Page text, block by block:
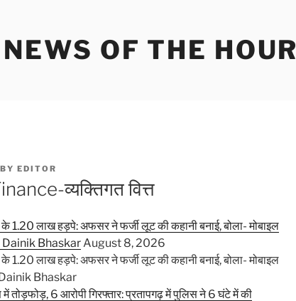
OF THE HOUR
BY EDITOR
व्यक्तिगत वित्त
1.20 लाख हड़पे: अफसर ने फर्जी लूट की कहानी बनाई, बोला- मोबाइल
- Dainik BhaskarAugust 8, 2026
1.20 लाख हड़पे: अफसर ने फर्जी लूट की कहानी बनाई, बोला- मोबाइल
Dainik Bhaskar
में तोड़फोड़, 6 आरोपी गिरफ्तार: प्रतापगढ़ में पुलिस ने 6 घंटे में की